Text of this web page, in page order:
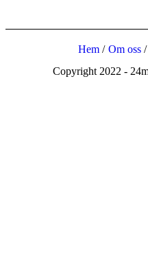
Hem Om oss
Copyright 2022 -